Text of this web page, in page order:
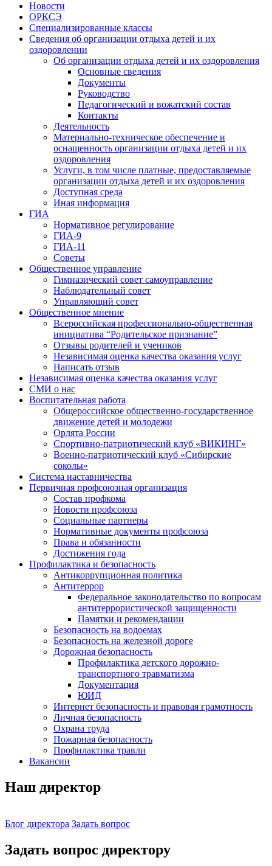
Новости
ОРКСЭ
Специализированные классы
Сведения об организации отдыха детей и их
оздоровлении
Об организации отдыха детей и их оздоровления
Основные сведения
Документы
Руководство
Педагогический и вожатский состав
Контакты
Деятельность
Материально-техническое обеспечение и
оснащенность организации отдыха детей и их
оздоровления
Услуги, в том числе платные, предоставляемые
организации отдыха детей и их оздоровления
Доступная среда
Иная информация
ГИА
Нормативное регулирование
ГИА-9
ГИА-11
Советы
Общественное управление
Гимназический совет самоуправление
Наблюдательный совет
Управляющий совет
Общественное мнение
Всероссийская профессионально-общественная
инициатива “Родительское признание”
Отзывы родителей и учеников
Независимая оценка качества оказания услуг
Написать отзыв
Независимая оценка качества оказания услуг
СМИ о нас
Воспитательная работа
Общероссийское общественно-государственное
движение детей и молодежи
Орлята России
Спортивно-патриотический клуб «ВИКИНГ»
Военно-патриотический клуб «Сибирские
соколы»
Система наставничества
Первичная профсоюзная организация
Состав профкома
Новости профсоюза
Социальные партнеры
Нормативные документы профсоюза
Права и обязанности
Достижения года
Профилактика и безопасность
Антикоррупционная политика
Антитеррор
Федеральное законодательство по вопросам
антитеррористической защищенности
Памятки и рекомендации
Безопасность на водоемах
Безопасность на железной дороге
Дорожная безопасность
Профилактика детского дорожно-
транспортного травматизма
Документация
ЮИД
Интернет безопасность и правовая грамотность
Личная безопасность
Охрана труда
Пожарная безопасность
Профилактика травли
Вакансии
Наш директор
Блог директора Задать вопрос
Задать вопрос директору